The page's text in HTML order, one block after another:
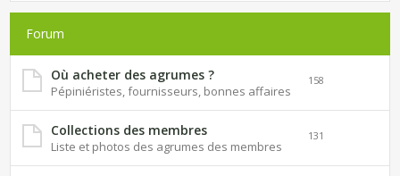
Forum
Où acheter des agrumes ?
Pépiniéristes, fournisseurs, bonnes affaires
158
Collections des membres
Liste et photos des agrumes des membres
131